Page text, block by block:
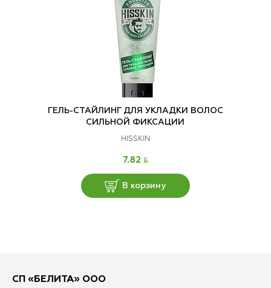
ГЕЛЬ-СТАЙЛИНГ ДЛЯ УКЛАДКИ ВОЛОС
СИЛЬНОЙ ФИКСАЦИИ
HISSKIN
7.82 BYN
В корзину
СП «БЕЛИТА» ООО